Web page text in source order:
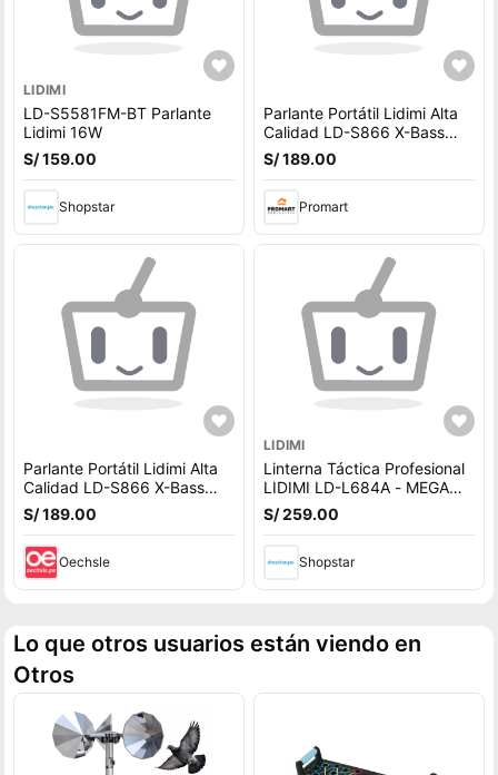
LIDIMI
LD-S5581FM-BT Parlante
Lidimi 16W
S/ 159.00
Shopstar
Parlante Portátil Lidimi Alta
Calidad LD-S866 X-Bass
80W
S/ 189.00
Promart
Parlante Portátil Lidimi Alta
Calidad LD-S866 X-Bass
80W
S/ 189.00
Oechsle
LIDIMI
Linterna Táctica Profesional
LIDIMI LD-L684A - MEGA
IMPORT
S/ 259.00
Shopstar
Lo que otros usuarios están viendo en
Otros